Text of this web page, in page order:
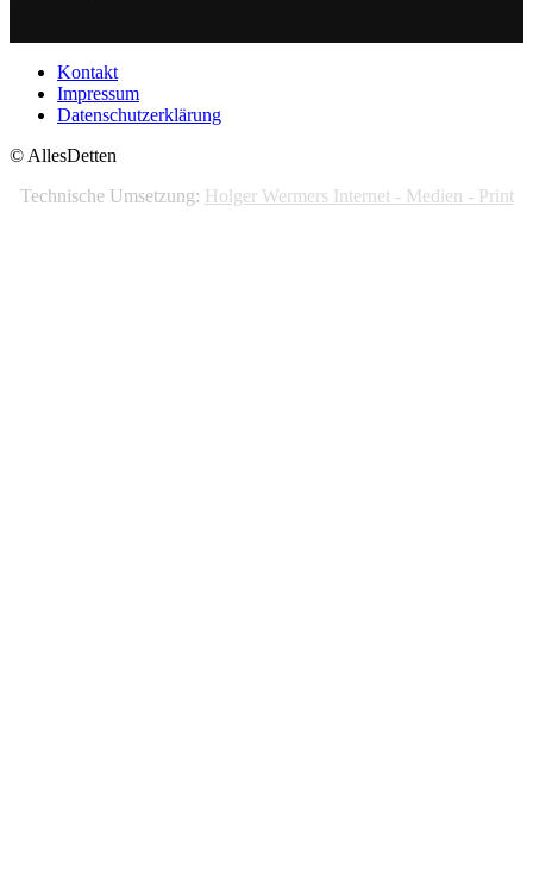
Kontakt
Impressum
Datenschutzerklärung
© AllesDetten
Technische Umsetzung: Holger Wermers Internet - Medien - Print